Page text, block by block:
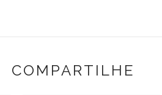
COMPARTILHE